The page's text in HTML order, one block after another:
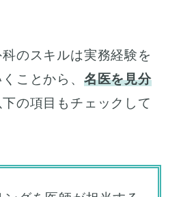
のスキルは実務経験を
ことから、 名医を見分
の項目もチェックして